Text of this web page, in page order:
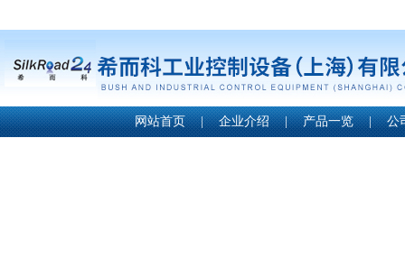
网站首页 | 企业介绍 | 产品一览 | 公